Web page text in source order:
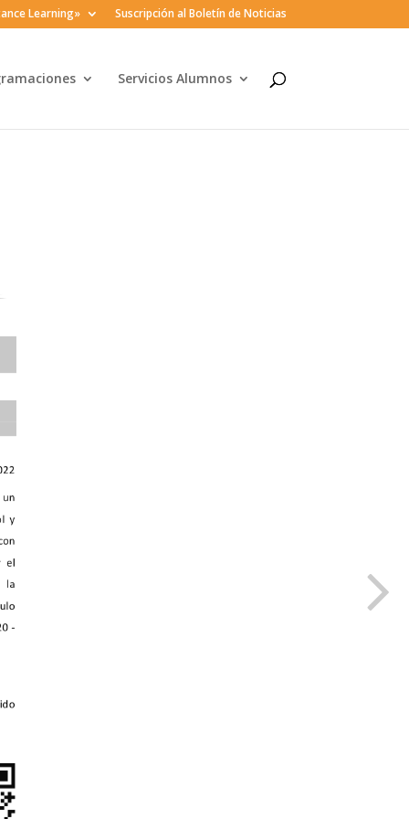
Learning» Suscripción al Boletín de Noticias
Servicios Alumnos